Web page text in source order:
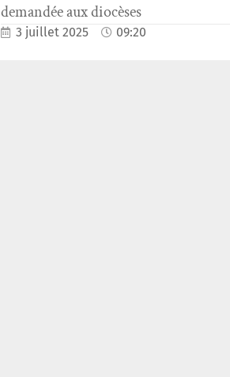
demandée aux diocèses
3 juillet 2025 09:20